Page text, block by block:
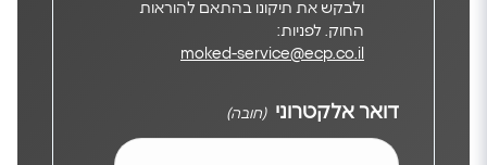
ולבקש את תיקונו בהתאם להוראות
החוק. לפניות:
moked-service@ecp.co.il
דואר אלקטרוני (חובה)